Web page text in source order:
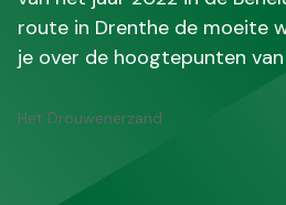
route in Drenthe de moeite
je over de hoogtepunten
Het Drouwenerzand